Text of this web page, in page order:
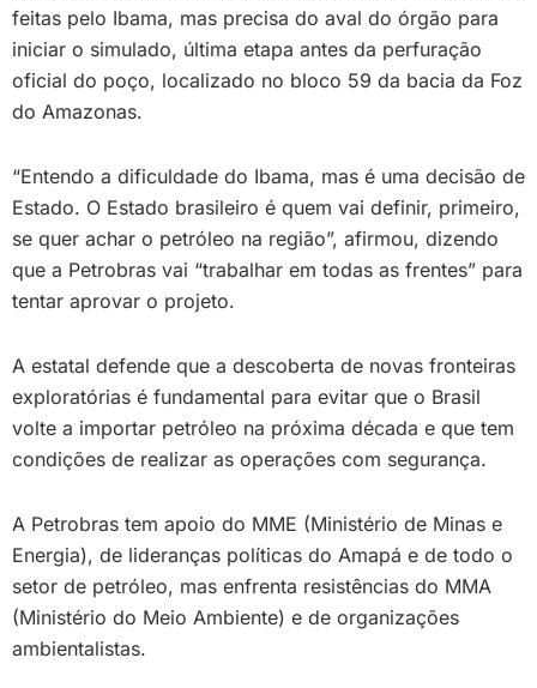
feitas pelo Ibama, mas precisa do aval do órgão para
iniciar o simulado, última etapa antes da perfuração
oficial do poço, localizado no bloco 59 da bacia da Foz
do Amazonas.
“Entendo a dificuldade do Ibama, mas é uma decisão de
Estado. O Estado brasileiro é quem vai definir, primeiro,
se quer achar o petróleo na região”, afirmou, dizendo
que a Petrobras vai “trabalhar em todas as frentes” para
tentar aprovar o projeto.
A estatal defende que a descoberta de novas fronteiras
exploratórias é fundamental para evitar que o Brasil
volte a importar petróleo na próxima década e que tem
condições de realizar as operações com segurança.
A Petrobras tem apoio do MME (Ministério de Minas e
Energia), de lideranças políticas do Amapá e de todo o
setor de petróleo, mas enfrenta resistências do MMA
(Ministério do Meio Ambiente) e de organizações
ambientalistas.